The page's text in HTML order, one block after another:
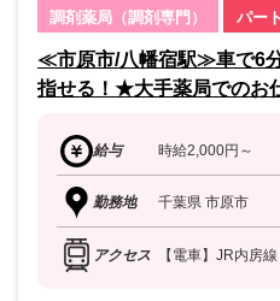
調剤薬局（調剤専門） パート
≪市原市/八幡宿駅≫車で6
指せる！★大手薬局でのお
給与 時給2,000円～
勤務地 千葉県 市原市
アクセス 【電車】JR内